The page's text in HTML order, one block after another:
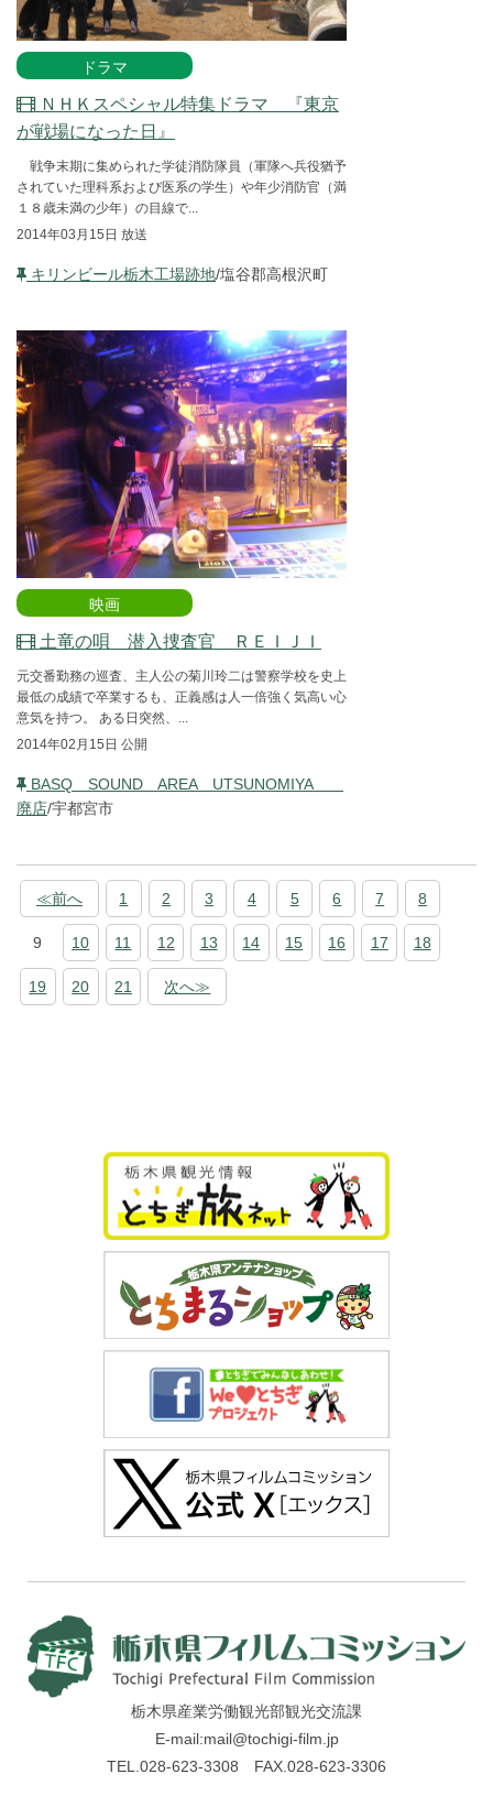
ドラマ
ＮＨＫスペシャル特集ドラマ 『東京
が戦場になった日』
戦争末期に集められた学徒消防隊員（軍隊へ兵役猶予
されていた理科系および医系の学生）や年少消防官（満
１８歳未満の少年）の目線で...
2014年03月15日 放送
キリンビール栃木工場跡地/塩谷郡高根沢町
映画
土竜の唄 潜入捜査官 ＲＥＩＪＩ
元交番勤務の巡査、主人公の菊川玲二は警察学校を史上
最低の成績で卒業するも、正義感は人一倍強く気高い心
意気を持つ。 ある日突然、...
2014年02月15日 公開
BASQ SOUND AREA UTSUNOMIYA
廃店/宇都宮市
≪前へ 1 2 3 4 5 6 7 8
9 10 11 12 13 14 15 16 17 18
19 20 21 次へ≫
栃木県産業労働観光部観光交流課
E-mail:mail@tochigi-film.jp
TEL.028-623-3308 FAX.028-623-3306